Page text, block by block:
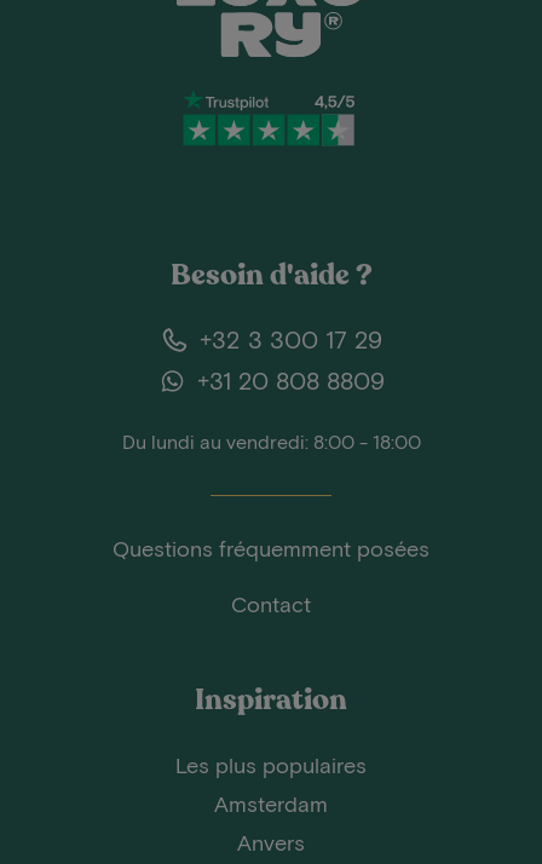
Besoin d'aide ?
+32 3 300 17 29
+31 20 808 8809
Du lundi au vendredi: 8:00 - 18:00
Questions fréquemment posées
Contact
Inspiration
Les plus populaires
Amsterdam
Anvers